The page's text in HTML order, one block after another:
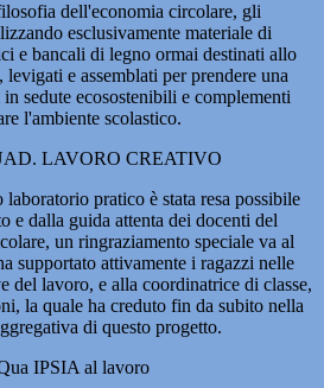
dell'economia circolare, gli
esclusivamente materiale di
e bancali di legno ormai destinati allo
levigati e assemblati per prendere una
sedute ecosostenibili e complementi
l'ambiente scolastico.
pratico è stata resa possibile
e dalla guida attenta dei docenti del
un ringraziamento speciale va al
supportato attivamente i ragazzi nelle
del lavoro, e alla coordinatrice di classe,
la quale ha creduto fin da subito nella
di questo progetto.